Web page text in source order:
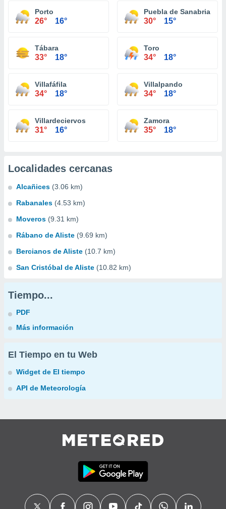
Porto
26° 16°
Puebla de Sanabria
30° 15°
Tábara
33° 18°
Toro
34° 18°
Villafáfila
34° 18°
Villalpando
34° 18°
Villardeciervos
31° 16°
Zamora
35° 18°
Localidades cercanas
Alcañices (3.06 km)
Rabanales (4.53 km)
Moveros (9.31 km)
Rábano de Aliste (9.69 km)
Bercianos de Aliste (10.7 km)
San Cristóbal de Aliste (10.82 km)
Tiempo...
PDF
Más información
El Tiempo en tu Web
Widget de El tiempo
API de Meteorología